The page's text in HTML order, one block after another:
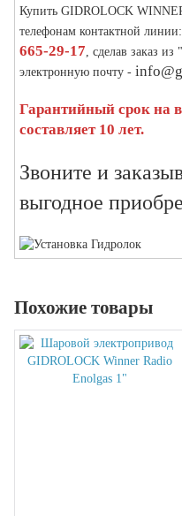
Купить GIDROLOCK
телефонам контактной линии:
665-29-17, сделав заказ
электронную почту -
Гарантийный срок на
составляет 10 лет.
Звоните и
выгодное
Похожие товары